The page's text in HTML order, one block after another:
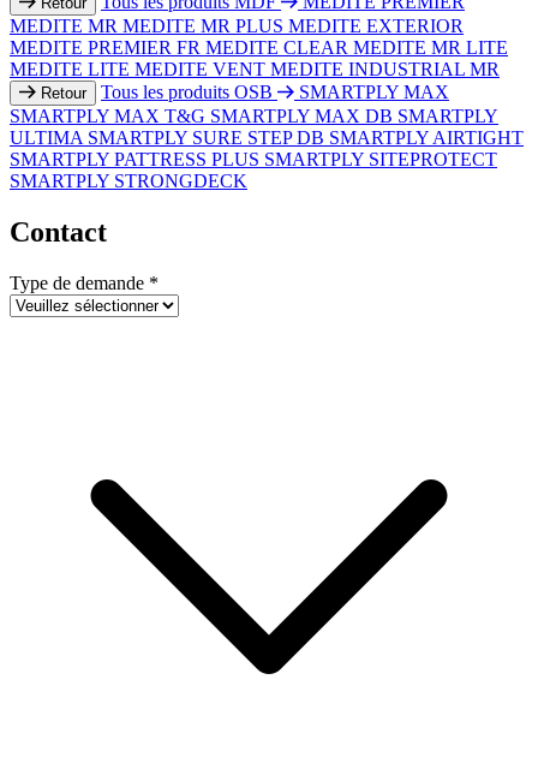
MEDITE MR MEDITE MR PLUS MEDITE EXTERIOR
MEDITE PREMIER FR MEDITE CLEAR MEDITE MR LITE
MEDITE LITE MEDITE VENT MEDITE INDUSTRIAL MR
Retour Tous les produits OSB
SMARTPLY MAX
SMARTPLY MAX T&G SMARTPLY MAX DB SMARTPLY
ULTIMA SMARTPLY SURE STEP DB SMARTPLY AIRTIGHT
SMARTPLY PATTRESS PLUS SMARTPLY SITEPROTECT
SMARTPLY STRONGDECK
Contact
Type de demande *